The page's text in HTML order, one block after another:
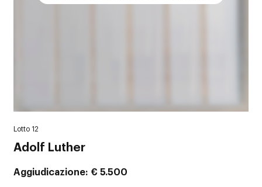
Lotto 12
Adolf Luther
Aggiudicazione € 5.500